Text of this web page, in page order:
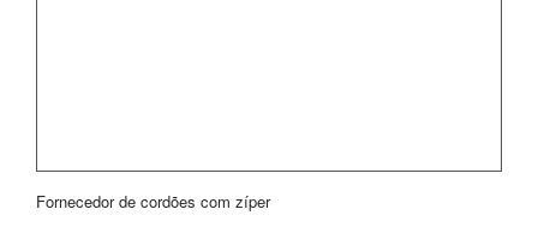
Fornecedor de cordões com zíper